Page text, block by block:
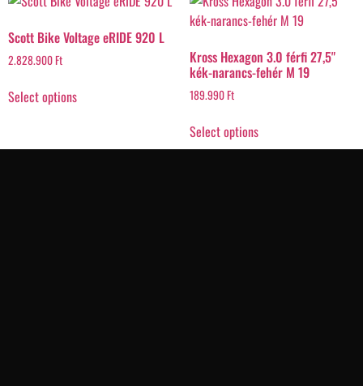
Scott Bike Voltage eRIDE 920 L
2.828.900Ft
Select options
Kross Hexagon 3.0 férfi 27,5"
kék-narancs-fehér M 19
189.990Ft
Select options